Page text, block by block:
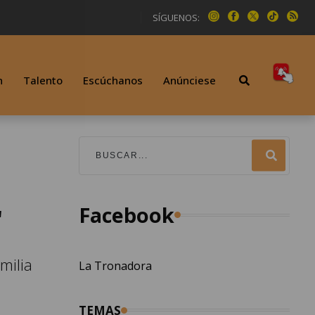
SÍGUENOS:
Talento Escúchanos Anúnciese
Facebook
La Tronadora
TEMAS